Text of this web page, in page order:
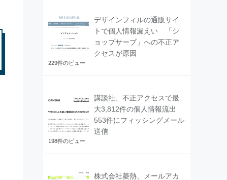
デザインフィルの通販サイ
トで個人情報漏えい 「シ
ョップサーブ」への不正ア
クセスが原因
229件のビュー
講談社、不正アクセスで最
大3,812件の個人情報流出
553件にフィッシングメール
送信
198件のビュー
株式会社菱熱、メールアカ